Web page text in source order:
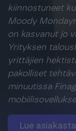
kiinnostuneet
Moody
on kasvanut jo
Yrityksen
yrittäjien
pakolliset
minuutissa
Lue